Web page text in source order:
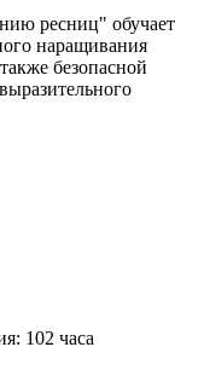
ресниц" обучает
наращивания
безопасной
102 часа